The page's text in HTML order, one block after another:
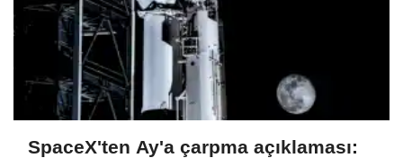
SpaceX'ten Ay'a çarpma açıklaması: